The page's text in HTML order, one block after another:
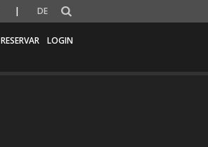
DE
RESERVAR LOGIN